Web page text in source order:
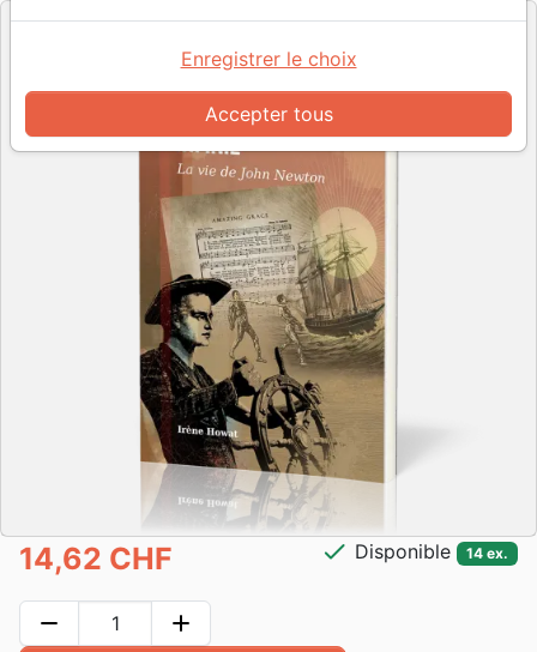
14,62 CHF check Disponible 14 ex.
remove add
Accepter tous
Enregistrer le choix